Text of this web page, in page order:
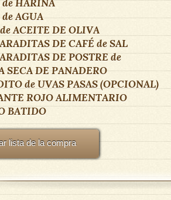
deAGUA
deACEITE DE OLIVA
DE CAFÉ deSAL
DE POSTRE de
SECA DE PANADERO
deUVAS PASAS (OPCIONAL)
ROJO ALIMENTARIO
BATIDO
lista de la compra